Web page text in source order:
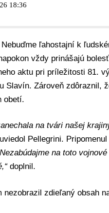
18:36
ľahostajní k
vždy prinášajú
aktu pri príležitosti 81.
Slavín. Zároveň zdôraznil,
obetí.
na tvári našej
Pellegrini.
na toto
doplnil.
nezobrazil zdieľaný obsah